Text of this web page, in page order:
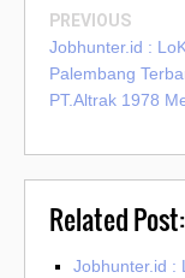
PREVIOUS
Jobhunter.id :
Palembang
PT.Altrak 1978
Related Post:
Jobhunter.id :